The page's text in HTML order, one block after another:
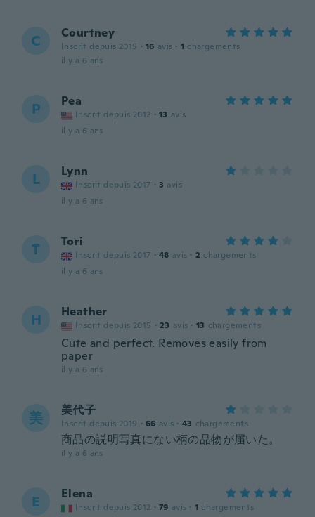
C Courtney
Inscrit depuis 2015 · 16 avis · 1 chargements
il y a 6 ans
P Pea
Inscrit depuis 2012 · 13 avis
il y a 6 ans
L Lynn
Inscrit depuis 2017 · 3 avis
il y a 6 ans
T Tori
Inscrit depuis 2017 · 48 avis · 2 chargements
il y a 6 ans
H Heather
Inscrit depuis 2015 · 23 avis · 13 chargements
Cute and perfect. Removes easily from
paper
il y a 6 ans
美 美代子
Inscrit depuis 2019 · 66 avis · 43 chargements
商品の説明写真にない柄の品物が届いた。
il y a 6 ans
E Elena
Inscrit depuis 2012 · 79 avis · 1 chargements